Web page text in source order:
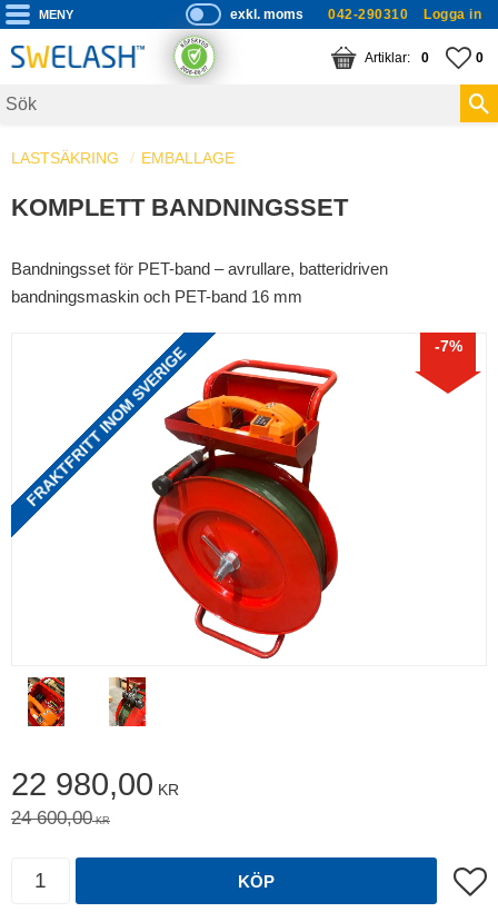
Meny
P
ri
s
s
s
exkl. moms 042-290310 Logga in
0
KUNDVAGN
ANTAL 0
LASTSÄKRING EMBALLAGE
KOMPLETT BANDNINGSSET
Bandningsset för PET-band – avrullare, batteridriven
bandningsmaskin och PET-band 16 mm
7%
FRAKTFRITT INOM SVERIGE
Nedsatt pris:
22 980,00 KR
Ordinarie pris:
24 600,00KR
KÖP Lägg